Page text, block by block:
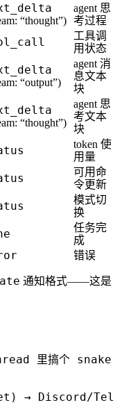
“thought”)
agent 思
考过程
工具调
用状态
“output”)
agent 消
息文本
块
“thought”)
agent 思
考文本
块
token 使
用量
可用命
令更新
模式切
换
任务完
成
错误
通知格式——这是
里搞个 snake
) → Discord /